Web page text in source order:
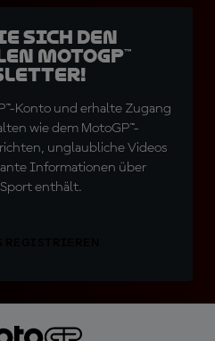
sich den
MotoGP™
Konto und erhalte Zugang
wie dem MotoGP™-
unglaubliche Videos
Informationen über
enthält.